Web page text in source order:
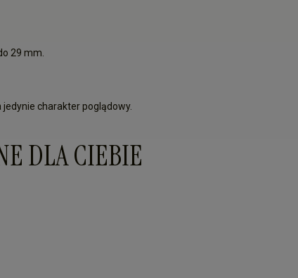
29 mm.
charakter poglądowy.
DLA CIEBIE